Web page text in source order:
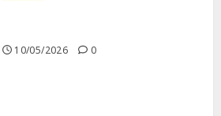
10/05/2026 0